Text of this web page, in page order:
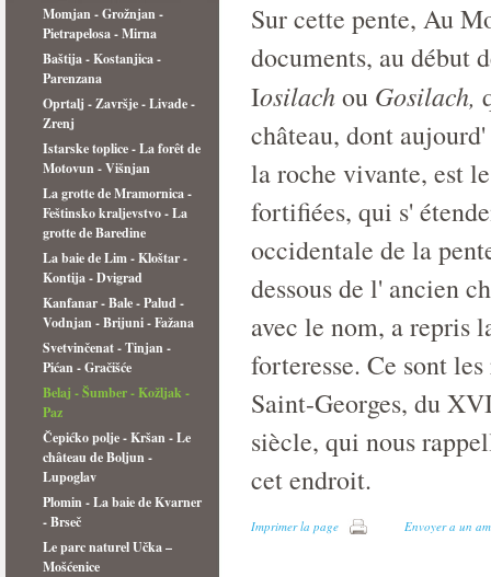
Momjan - Grožnjan -
Pietrapelosa - Mirna
Baštija - Kostanjica -
Parenzana
Oprtalj - Završje - Livade -
Zrenj
Istarske toplice - La forêt de
Motovun - Višnjan
La grotte de Mramornica -
Feštinsko kraljevstvo - La
grotte de Baredine
La baie de Lim - Kloštar -
Kontija - Dvigrad
Kanfanar - Bale - Palud -
Vodnjan - Brijuni - Fažana
Svetvinčenat - Tinjan -
Pićan - Gračišće
Belaj - Šumber - Kožljak -
Paz
Čepićko polje - Kršan - Le
château de Boljun -
Lupoglav
Plomin - La baie de Kvarner
- Brseč
Le parc naturel Učka –
Mošćenice
Sur cette pente, Au
documents, au début
Iosilachou Gosilach,
château, dont
la roche vivante, est
fortifiées, qui s'
occidentale de la
dessous de l' ancien
avec le nom, a repris
forteresse. Ce sont
Saint-Georges, du
siècle, qui nous
cet endroit.
Imprimer la page Envoyer a un